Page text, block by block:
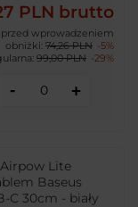
PLN brutto
wprowadzeniem
obniżki: 74,26 PLN -5%
99,00 PLN -29%
- +
Lite
Baseus
C 30cm - biały